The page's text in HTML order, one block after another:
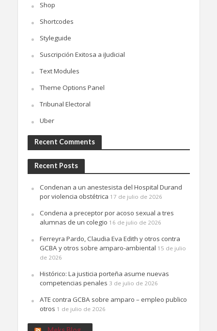
Shop
Shortcodes
Styleguide
Suscripción Exitosa a iJudicial
Text Modules
Theme Options Panel
Tribunal Electoral
Uber
Recent Comments
Recent Posts
Condenan a un anestesista del Hospital Durand
por violencia obstétrica 17 de julio de 2026
Condena a preceptor por acoso sexual a tres
alumnas de un colegio 16 de julio de 2026
Ferreyra Pardo, Claudia Eva Edith y otros contra
GCBA y otros sobre amparo-ambiental 15 de julio
de 2026
Histórico: La justicia porteña asume nuevas
competencias penales 3 de julio de 2026
ATE contra GCBA sobre amparo – empleo publico
otros 1 de julio de 2026